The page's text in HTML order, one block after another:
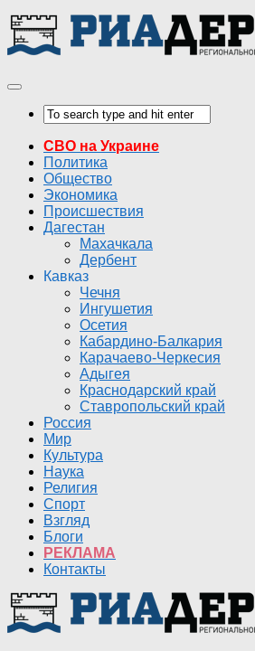
СВО на Украине
Политика
Общество
Экономика
Происшествия
Дагестан
Махачкала
Дербент
Кавказ
Чечня
Ингушетия
Осетия
Кабардино-Балкария
Карачаево-Черкесия
Адыгея
Краснодарский край
Ставропольский край
Россия
Мир
Культура
Наука
Религия
Спорт
Взгляд
Блоги
РЕКЛАМА
Контакты